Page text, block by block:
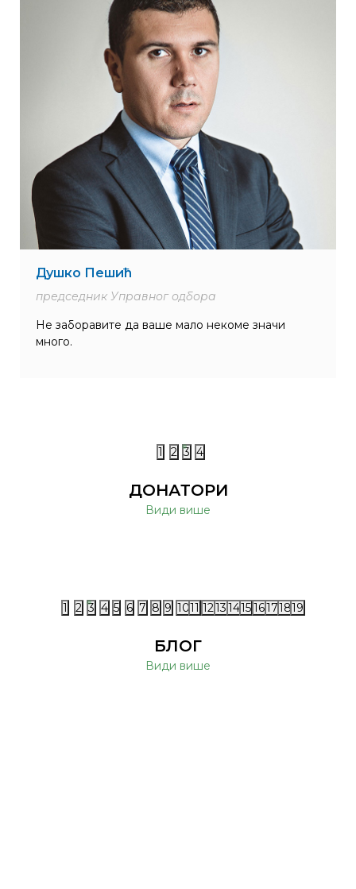
Душко Пешић
председник Управног одбора
Не заборавите да ваше мало некоме значи
много.
1 2 3 4
ДОНАТОРИ
Види више
1 2 3 4 5 6 7 8 9 1011 1213141516171819
БЛОГ
Види више